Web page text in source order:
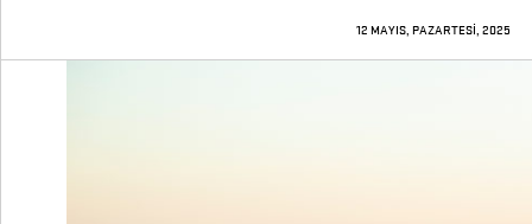
12 MAYIS, PAZARTESİ, 2025